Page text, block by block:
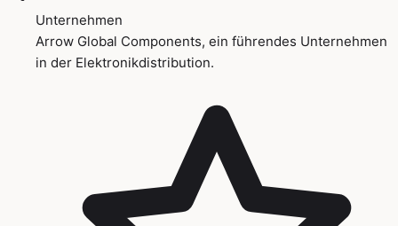
Unternehmen
Arrow Global Components, ein führendes Unternehmen
in der Elektronikdistribution.